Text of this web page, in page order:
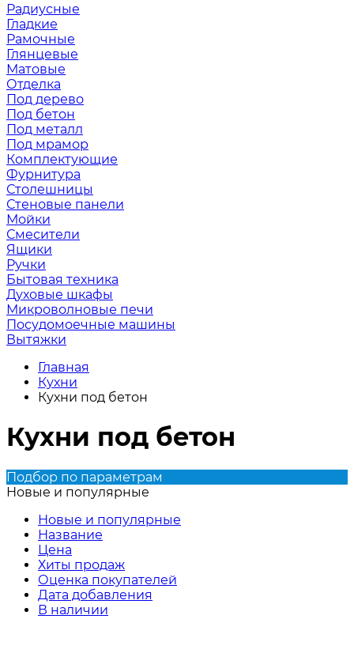
Радиусные
Гладкие
Рамочные
Глянцевые
Матовые
Отделка
Под дерево
Под бетон
Под металл
Под мрамор
Комплектующие
Фурнитура
Столешницы
Стеновые панели
Мойки
Смесители
Ящики
Ручки
Бытовая техника
Духовые шкафы
Микроволновые печи
Посудомоечные машины
Вытяжки
Главная
Кухни
Кухни под бетон
Кухни под бетон
Подбор по параметрам
Новые и популярные
Новые и популярные
Название
Цена
Хиты продаж
Оценка покупателей
Дата добавления
В наличии